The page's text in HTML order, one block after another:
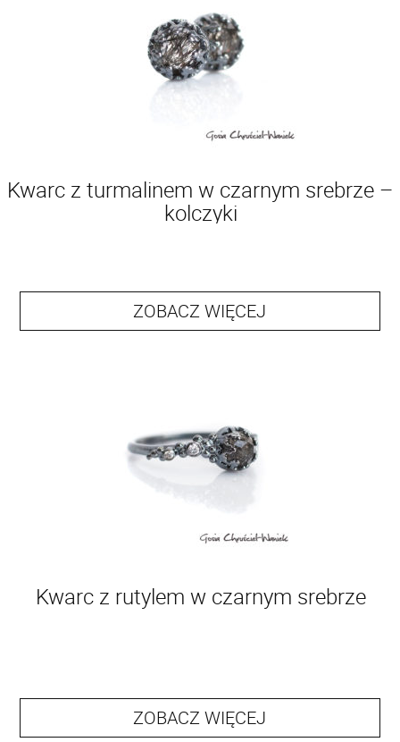
Kwarc z turmalinem w czarnym srebrze –
kolczyki
ZOBACZ WIĘCEJ
Kwarc z rutylem w czarnym srebrze
ZOBACZ WIĘCEJ